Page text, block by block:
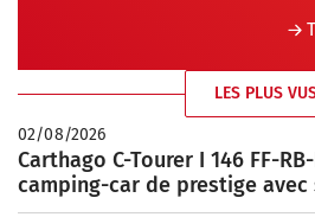
LES PLUS
02/08/2026
Carthago C-Tourer I 146 FF-
camping-car de prestige